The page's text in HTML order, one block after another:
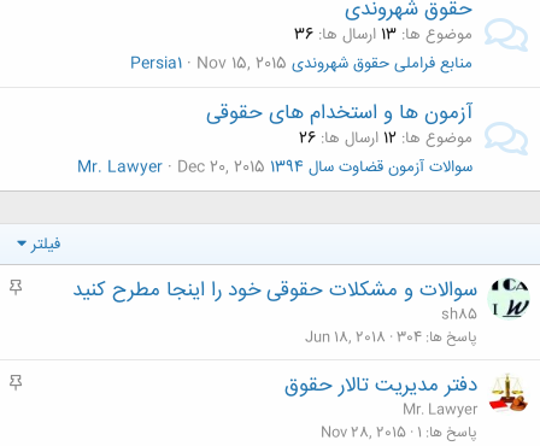
حقوق شهروندی
موضوع ها 13 ارسال ها 36
منابع فراملی حقوق شهروندی Nov 15, 2015
Persia1
آزمون ها و استخدام های حقوقی
موضوع ها 12 ارسال ها 26
سوالات آزمون قضاوت سال 1394
Dec 20, 2015
Mr. Lawyer
فیلتر
م
سوالات و مشکلات حقوقی خود را اینجا مطرح کنید
sh85
پاسخ ها 304
Jun 18, 2018
م
دفتر مدیریت تالار حقوق
Mr. Lawyer
پاسخ ها 1
Nov 28, 2015